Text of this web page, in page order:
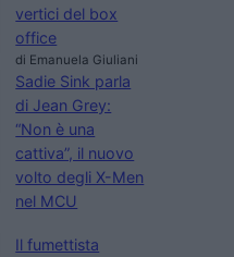
vertici del box
office
di Emanuela Giuliani
Sadie Sink parla
di Jean Grey:
“Non è una
cattiva”, il nuovo
volto degli X-Men
nel MCU
Il fumettista